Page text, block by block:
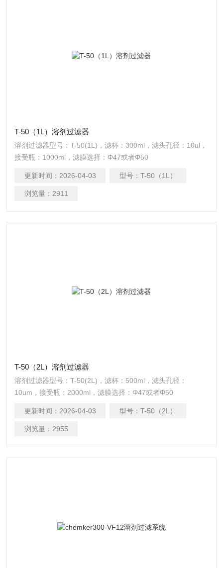
T-50（1L）溶剂过滤器
溶剂过滤器型号：T-50(1L)，滤杯：300ml，滤头孔径：10ul，
接受瓶：1000ml，滤膜选择：Φ47或者Φ50
更新时间： 2026-04-03 型号： T-50（1L）
浏览量： 2911
T-50（2L）溶剂过滤器
溶剂过滤器型号：T-50(2L)，滤杯：500ml，滤头孔径：
10um，接受瓶：2000ml，滤膜选择：Φ47或者Φ50
更新时间： 2026-04-03 型号： T-50（2L）
浏览量： 2955